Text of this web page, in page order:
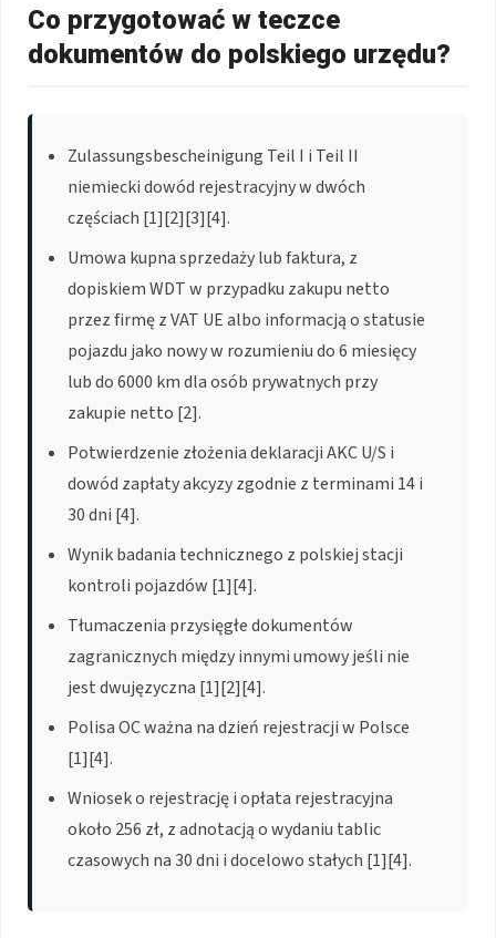
Co przygotować w teczce
dokumentów do polskiego urzędu?
Zulassungsbescheinigung Teil I i Teil II
niemiecki dowód rejestracyjny w dwóch
częściach [1][2][3][4].
Umowa kupna sprzedaży lub faktura, z
dopiskiem WDT w przypadku zakupu netto
przez firmę z VAT UE albo informacją o statusie
pojazdu jako nowy w rozumieniu do 6 miesięcy
lub do 6000 km dla osób prywatnych przy
zakupie netto [2].
Potwierdzenie złożenia deklaracji AKC U/S i
dowód zapłaty akcyzy zgodnie z terminami 14 i
30 dni [4].
Wynik badania technicznego z polskiej stacji
kontroli pojazdów [1][4].
Tłumaczenia przysięgłe dokumentów
zagranicznych między innymi umowy jeśli nie
jest dwujęzyczna [1][2][4].
Polisa OC ważna na dzień rejestracji w Polsce
[1][4].
Wniosek o rejestrację i opłata rejestracyjna
około 256 zł, z adnotacją o wydaniu tablic
czasowych na 30 dni i docelowo stałych [1][4].